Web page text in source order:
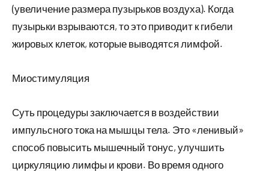
(увеличение размера пузырьков воздуха). Когда
пузырьки взрываются, то это приводит к гибели
жировых клеток, которые выводятся лимфой.
Миостимуляция
Суть процедуры заключается в воздействии
импульсного тока на мышцы тела. Это «ленивый»
способ повысить мышечный тонус, улучшить
циркуляцию лимфы и крови. Во время одного